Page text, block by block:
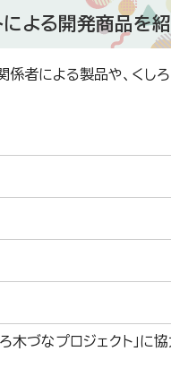
による開発商品を
による製品や、くしろ
木づなプロジェクト」に